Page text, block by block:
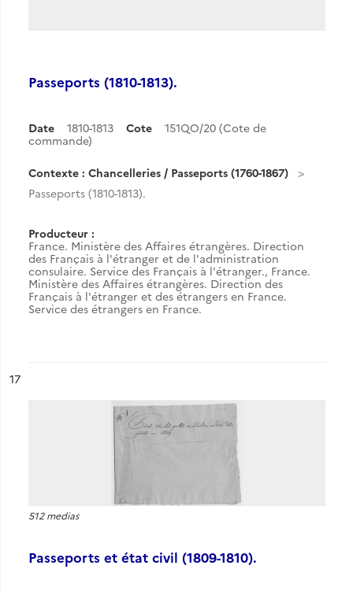
Passeports (1810-1813).
Date 1810-1813 Cote
151QO/20 (Cote de
commande)
Contexte : Chancelleries / Passeports (1760-1867)
Passeports (1810-1813).
Producteur :
France. Ministère des Affaires étrangères. Direction
des Français à l'étranger et de l'administration
consulaire. Service des Français à l'étranger., France.
Ministère des Affaires étrangères. Direction des
Français à l'étranger et des étrangers en France.
Service des étrangers en France.
n°
17
512 medias
Passeports et état civil (1809-1810).